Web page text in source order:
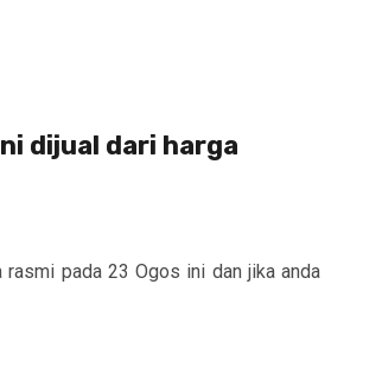
dijual dari harga
rasmi pada 23 Ogos ini dan jika anda